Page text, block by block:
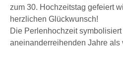
zum 30. Hochzeitstag gefeiert
herzlichen Glückwunsch!
Die Perlenhochzeit
aneinanderreihenden Jahre als